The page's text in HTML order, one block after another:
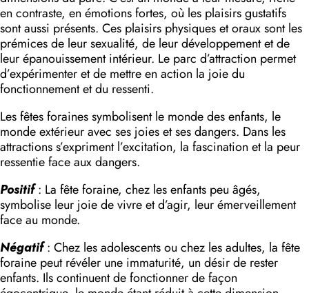
en contraste, en émotions fortes, où les plaisirs gustatifs
sont aussi présents. Ces plaisirs physiques et oraux sont les
prémices de leur sexualité, de leur développement et de
leur épanouissement intérieur. Le parc d’attraction permet
d’expérimenter et de mettre en action la joie du
fonctionnement et du ressenti.
Les fêtes foraines symbolisent le monde des enfants, le
monde extérieur avec ses joies et ses dangers. Dans les
attractions s’expriment l’excitation, la fascination et la peur
ressentie face aux dangers.
Positif: La fête foraine, chez les enfants peu âgés,
symbolise leur joie de vivre et d’agir, leur émerveillement
face au monde.
Négatif: Chez les adolescents ou chez les adultes, la fête
foraine peut révéler une immaturité, un désir de rester
enfants. Ils continuent de fonctionner de façon